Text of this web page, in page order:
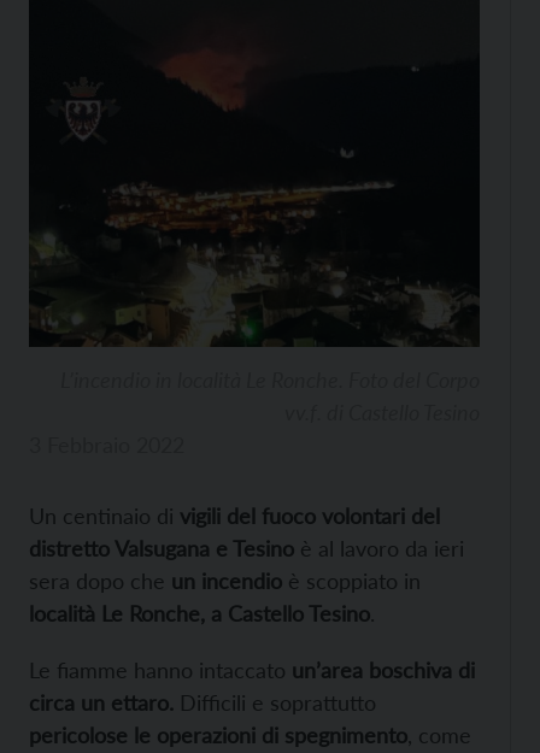
Un centinaio di vigili del fuoco volontari del
distretto Valsugana e Tesino è al lavoro da ieri
sera dopo che un incendio è scoppiato in
località Le Ronche, a Castello Tesino.
Le fiamme hanno intaccato un’area boschiva di
circa un ettaro. Difficili e soprattutto
pericolose le operazioni di spegnimento , come